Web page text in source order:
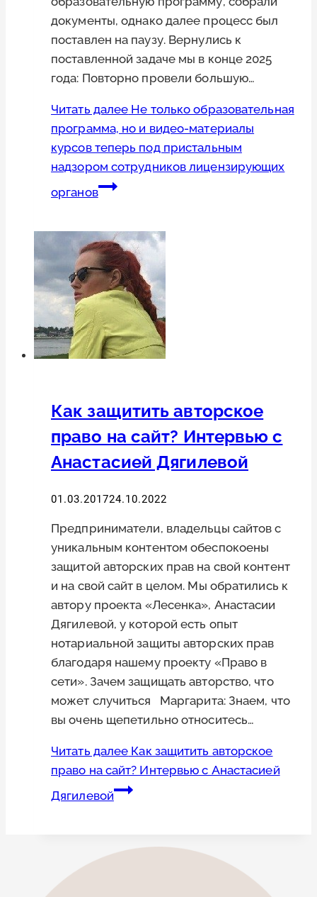
документы, однако далее процесс был
поставлен на паузу. Вернулись к
поставленной задаче мы в конце 2025
года: Повторно провели большую…
Читать далее Не только образовательная
программа, но и видео-материалы
курсов теперь под пристальным
надзором сотрудников лицензирующих
органов
Как защитить авторское
право на сайт? Интервью с
Анастасией Дягилевой
01.03.201724.10.2022
Предприниматели, владельцы сайтов с
уникальным контентом обеспокоены
защитой авторских прав на свой контент
и на свой сайт в целом. Мы обратились к
автору проекта «Лесенка», Анастасии
Дягилевой, у которой есть опыт
нотариальной защиты авторских прав
благодаря нашему проекту «Право в
сети». Зачем защищать авторство, что
может случиться Маргарита: Знаем, что
вы очень щепетильно относитесь…
Читать далее Как защитить авторское
право на сайт? Интервью с Анастасией
Дягилевой